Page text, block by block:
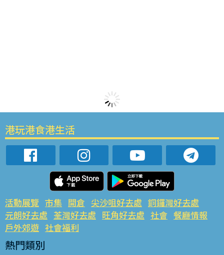
港玩港食港生活
活動展覽 市集 開倉 尖沙咀好去處 銅鑼灣好去處
元朗好去處 荃灣好去處 旺角好去處 社會 餐廳情報
戶外郊遊 社會福利
熱門類別